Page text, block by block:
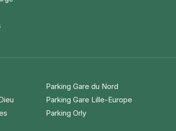
Parking Gare du Nord
Parking Gare Lille-Europe
Parking Orly